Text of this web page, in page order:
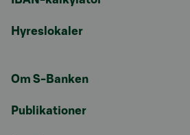
Hyreslokaler
Om S-Banken
Publikationer